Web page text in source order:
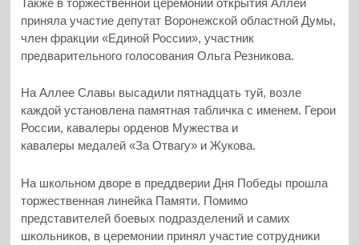
Также в торжественной церемонии открытия Аллеи
приняла участие депутат Воронежской областной Думы,
член фракции «Единой России», участник
предварительного голосования Ольга Резникова.
На Аллее Славы высадили пятнадцать туй, возле
каждой установлена памятная табличка с именем. Герои
России, кавалеры орденов Мужества и
кавалеры медалей «За Отвагу» и Жукова.
На школьном дворе в преддверии Дня Победы прошла
торжественная линейка Памяти. Помимо
представителей боевых подразделений и самих
школьников, в церемонии принял участие сотрудники